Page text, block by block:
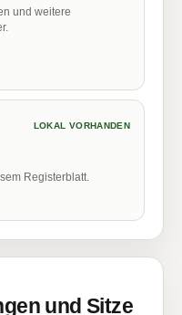
und weitere
LOKAL VORHANDEN
Registerblatt.
und Sitze